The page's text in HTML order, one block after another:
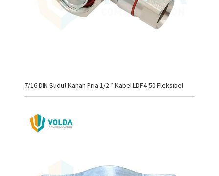
7/16 DIN Sudut Kanan Pria 1/2 ″ Kabel LDF4-50 Fleksibel